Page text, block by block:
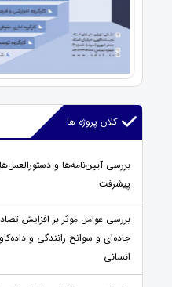
کلان پروژه ها
بررسی آیین‌نامه‌ها و
پیشرفت
بررسی عوامل موثر بر افزایش
جاده‌ای و سوانح رانندگی و
انسانی